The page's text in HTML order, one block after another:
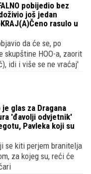
pobijedio bez
još jedan
rasulo u
da će se, po
skupštine HOO-a, zaorit
idi i više se ne vraćaj'
je glas za Dragana
'đavolji odvjetnik'
Pavleka koji su
se kiti perjem branitelja
za kojeg su, reći će